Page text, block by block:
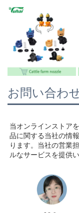
お問い合わ
当オンラインストア
品に関する当社の情
ります。当社の営業
ルなサービスを提供